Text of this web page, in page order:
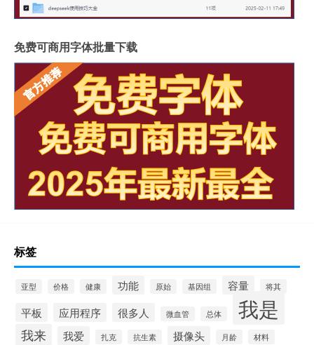
免费可商用字体批量下载
标签
亚型 价格 健康 功能 原始 基因组 容量 将其
平板 应用程序 很多人 微血管 总体 我是
我来 我爱 扎克 抗生素 摄像头 月龄 材料